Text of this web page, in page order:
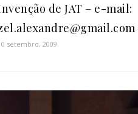
de JAT – e-mail:
setembro, 2009